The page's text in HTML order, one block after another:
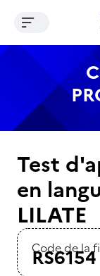
ContenuOuvrir le
Test
en
LILATE
Code de la
RS6154